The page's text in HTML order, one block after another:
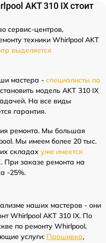
AKT 310 IX стоит
сервис-центров,
техники Whirlpool AKT
выделяется
мастера - специалисты по
модель AKT 310 IX
На все виды
гарантия.
ремонта. Мы большая
Мы имеем более 20 тыс.
складах уже имеется
. При заказе ремонта на
-25%.
наших мастеров - они
Whirlpool AKT 310 IX. По
по ремонту Whirlpool,
услуги: Прошивка,